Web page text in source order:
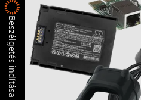
Beszélgetés indítása